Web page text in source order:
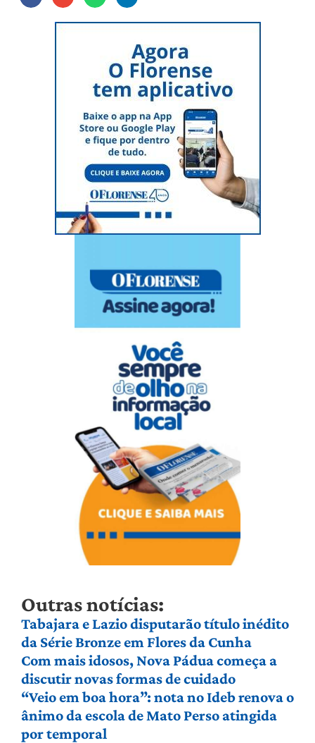
Outras notícias:
Tabajara e Lazio disputarão título inédito
da Série Bronze em Flores da Cunha
Com mais idosos, Nova Pádua começa a
discutir novas formas de cuidado
“Veio em boa hora”: nota no Ideb renova o
ânimo da escola de Mato Perso atingida
por temporal